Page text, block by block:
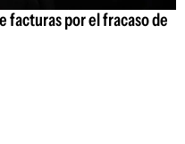
facturas por el fracaso de